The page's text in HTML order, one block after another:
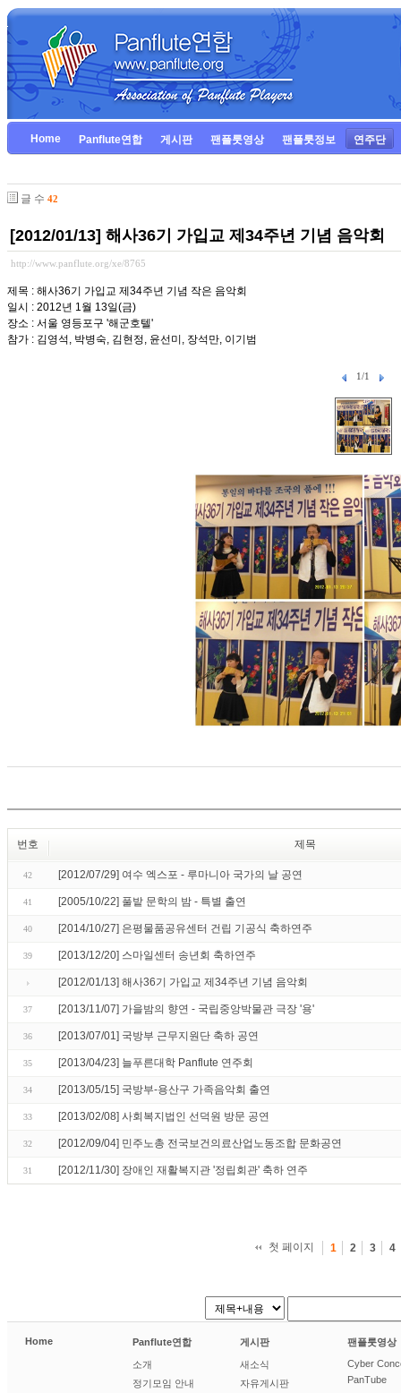
Home Panflute연합 게시판 팬플룻영상 팬플룻정보 연주단
글 수 42
[2012/01/13] 해사36기 가입교 제34주년 기념 음악회
http://www.panflute.org/xe/8765
제목 : 해사36기 가입교 제34주년 기념 작은 음악회
일시 : 2012년 1월 13일(금)
장소 : 서울 영등포구 '해군호텔'
참가 : 김영석, 박병숙, 김현정, 윤선미, 장석만, 이기범
1/1
번호 제목
42 [2012/07/29] 여수 엑스포 - 루마니아 국가의 날 공연
41 [2005/10/22] 풀밭 문학의 밤 - 특별 출연
40 [2014/10/27] 은평물품공유센터 건립 기공식 축하연주
39 [2013/12/20] 스마일센터 송년회 축하연주
[2012/01/13] 해사36기 가입교 제34주년 기념 음악회
37 [2013/11/07] 가을밤의 향연 - 국립중앙박물관 극장 '용'
36 [2013/07/01] 국방부 근무지원단 축하 공연
35 [2013/04/23] 늘푸른대학 Panflute 연주회
34 [2013/05/15] 국방부-용산구 가족음악회 출연
33 [2013/02/08] 사회복지법인 선덕원 방문 공연
32 [2012/09/04] 민주노총 전국보건의료산업노동조합 문화공연
31 [2012/11/30] 장애인 재활복지관 '정립회관' 축하 연주
첫 페이지 1 2 3 4
Home Panflute연합
소개
정기모임 안내
게시판
새소식
자유게시판
팬플룻영상
Cyber
PanTube